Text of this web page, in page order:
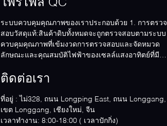
ระบบควบคุมคุณภาพของเราประกอบด้วย 1. การตรวจ
สอบวัสดุแท้:สินค้าดิบทั้งหมดจะถูกตรวจสอบตามระบบ
ควบคุมคุณภาพที่เข้มงวดการตรวจสอบและจัดหมวด
ลักษณะและคุณสมบัติไฟฟ้าของเซลล์แสงอาทิตย์ที่มี
ติดต่อเรา
ที่อยู่ : ไม่328, ถนน Longping East, ถนน Longgang,
เขต Longgang, เชียงใหม่, จีน
เวลาทำงาน:
8:00-18:00 ( เวลาปักกิ่ง)